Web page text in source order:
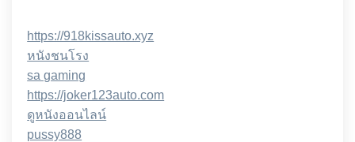
https://918kissauto.xyz
หนังชนโรง
sa gaming
https://joker123auto.com
ดูหนังออนไลน์
pussy888